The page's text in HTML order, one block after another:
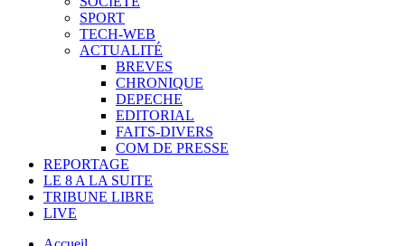
SPORT
TECH-WEB
ACTUALITÉ
BREVES
CHRONIQUE
DEPECHE
EDITORIAL
FAITS-DIVERS
COM DE PRESSE
REPORTAGE
LE 8 A LA SUITE
TRIBUNE LIBRE
LIVE